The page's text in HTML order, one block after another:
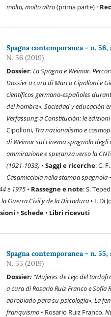
molto, molto altro(prima parte)·
Spagna contemporanea - n. 56,
N. 56 (2019)
Dossier:La Spagna e Weimar.
Dossier a cura di Marco Cipolloni e
científicos germano-españoles
del hombre». Sociedad y educación
Verfassung a Constitución: le
Cipolloni, Tra nazionalismo e
di Weimar sul cinema spagnolo degli
ammirazione e speranza verso la
(1921-1933) •Saggi e ricerche: C.
Casamicciola nella stampa spagnola
e 1975 • Rassegne e note: S.
Guerra Civil y de la Dictadura • I. Di
• Schede • Libri ricevuti
Spagna contemporanea - n. 55,
N. 55 (2019)
Dossier: “Mujeres de Ley: del
a cura di Rosario Ruiz Franco e Sofía
apropiado para su psicología». La
franquismo • Rosario Ruiz Franco,